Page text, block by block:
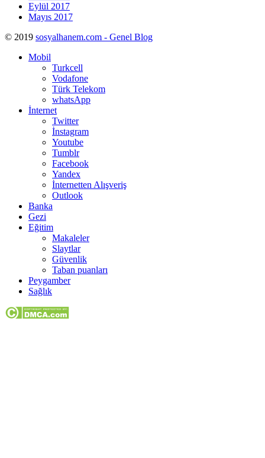
Eylül 2017
Mayıs 2017
© 2019 sosyalhanem.com - Genel Blog
Mobil
Turkcell
Vodafone
Türk Telekom
whatsApp
İnternet
Twitter
İnstagram
Youtube
Tumblr
Facebook
Yandex
İnternetten Alışveriş
Outlook
Banka
Gezi
Eğitim
Makaleler
Slaytlar
Güvenlik
Taban puanları
Peygamber
Sağlık